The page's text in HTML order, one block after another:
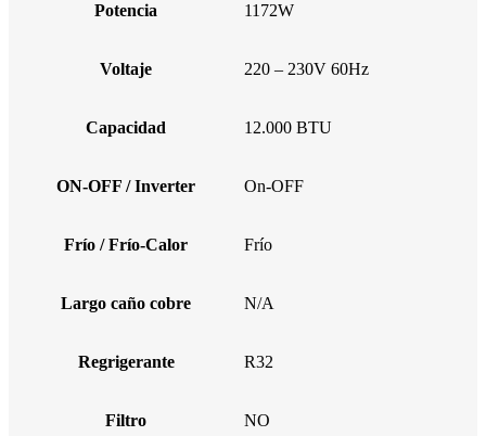
Potencia 1172W
Voltaje 220 – 230V 60Hz
Capacidad 12.000 BTU
ON-OFF / Inverter On-OFF
Frío / Frío-Calor Frío
Largo caño cobre N/A
Regrigerante R32
Filtro NO